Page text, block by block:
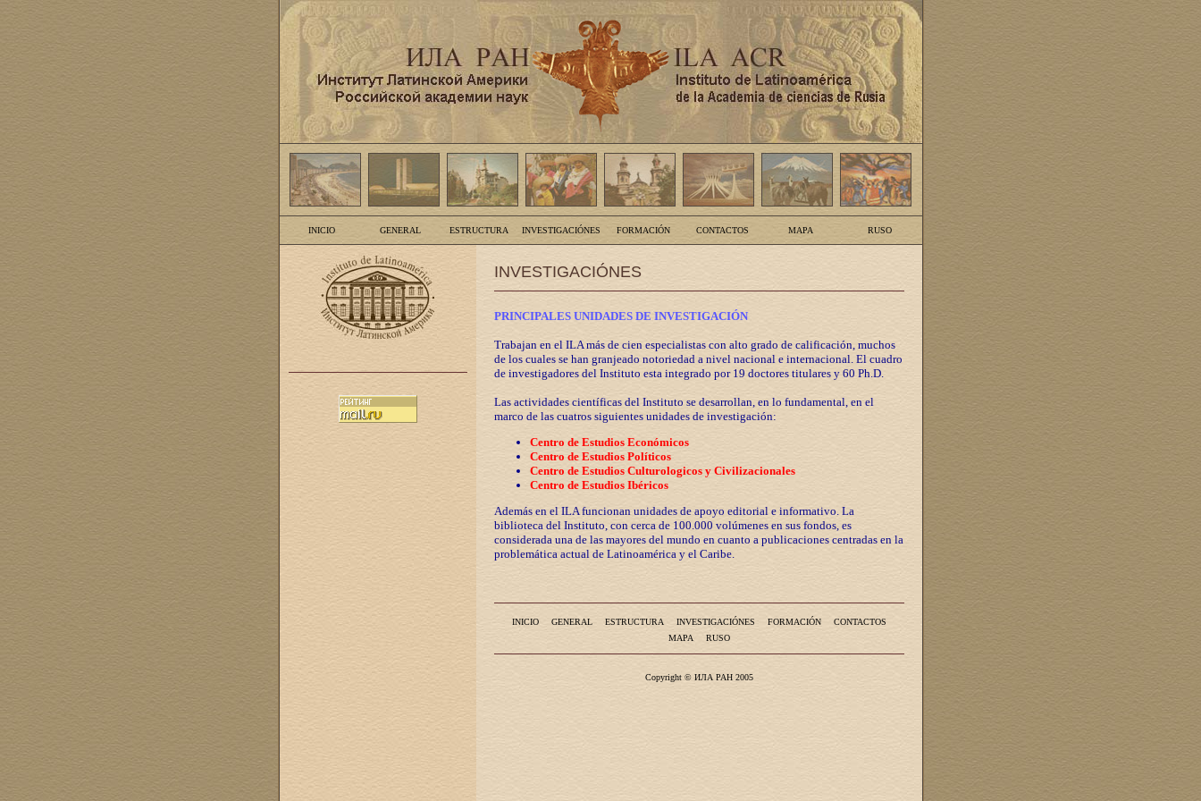
INICIO GENERAL ESTRUCTURA INVESTIGACIÓNES FORMACIÓN CONTACTOS MAPA RUSO
INVESTIGACIÓNES
PRINCIPALES UNIDADES DE INVESTIGACIÓN
Trabajan en el ILA más de cien especialistas con alto grado de calificación, muchos
de los cuales se han granjeado notoriedad a nivel nacional e internacional. El cuadro
de investigadores del Instituto esta integrado por 19 doctores titulares y 60 Ph.D.
Las actividades científicas del Instituto se desarrollan, en lo fundamental, en el
marco de las cuatros siguientes unidades de investigación:
Centro de Estudios Económicos
Centro de Estudios Políticos
Centro de Estudios Culturologicos y Civilizacionales
Centro de Estudios Ibéricos
Además en el ILA funcionan unidades de apoyo editorial e informativo. La
biblioteca del Instituto, con cerca de 100.000 volúmenes en sus fondos, es
considerada una de las mayores del mundo en cuanto a publicaciones centradas en la
problemática actual de Latinoamérica y el Caribe.
INICIO GENERAL ESTRUCTURA INVESTIGACIÓNES FORMACIÓN
CONTACTOS
MAPA
RUSO
Copyright © ИЛА РАН 2005